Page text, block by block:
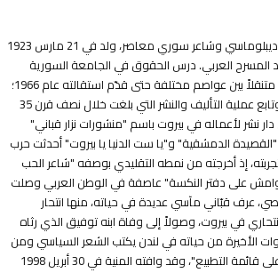
نزار بن توفيق القباني (1342 - 1419 هـ / 1923 - 1998 م) ديبلوماسي وشاعر سوري معاصر، ولد في 21 مارس 1923
المسرح العربي. درس الحقوق في الجامعة السورية
وفور تخرجه منها عام 1945 انخرط في السلك الدبلوماسي متنقلاً بين عواصم مختلفة حتى قدّم استقالته عام 1966؛
أصدر أولى دواوينه عام 1944 بعنوان "قالت لي السمراء" وتابع عملية التأليف والنشر التي بلغت خلال نصف قرن 35
نشر لأعماله في بيروت باسم "منشورات نزار قباني"
الدمشقية" و"يا ست الدنيا يا بيروت" أحدثت حرب
إذ أخرجته من نمطه التقليدي بوصفه "شاعر الحب
على دفتر النكسة" عاصفة في الوطن العربي وصلت
عرف قبّاني مآسي عديدة في حياته، منها انتحار
في بيروت، وصولاً إلى وفاة ابنه توفيق الذي رثاه
الأخيرة من حياته في لندن يكتب الشعر السياسي ومن
قصائده الأخيرة "متى يعلنون وفاة العرب؟" و"أم كلثوم على قائمة التطبيع"، وقد وافته المنية في 30 أبريل 1998